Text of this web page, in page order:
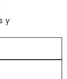
y